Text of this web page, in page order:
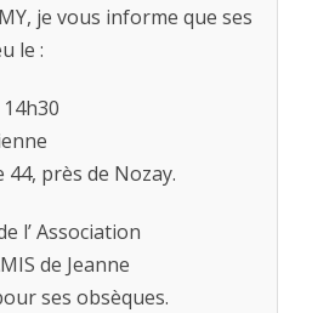
je vous informe que ses
le :
44, près de Nozay.
l’ Association
de Jeanne
ses obsèques.